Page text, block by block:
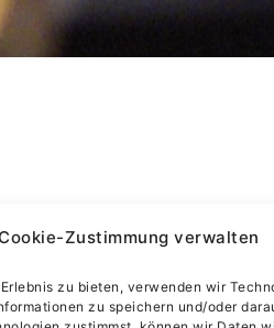
Zustimmung verwalten
zu bieten, verwenden wir
zu speichern und/oder
Ausführungen. Immer
da das Innenleben der
handelt sich also um freie